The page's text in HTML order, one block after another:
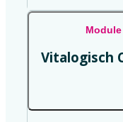
Module
Vitalogisch